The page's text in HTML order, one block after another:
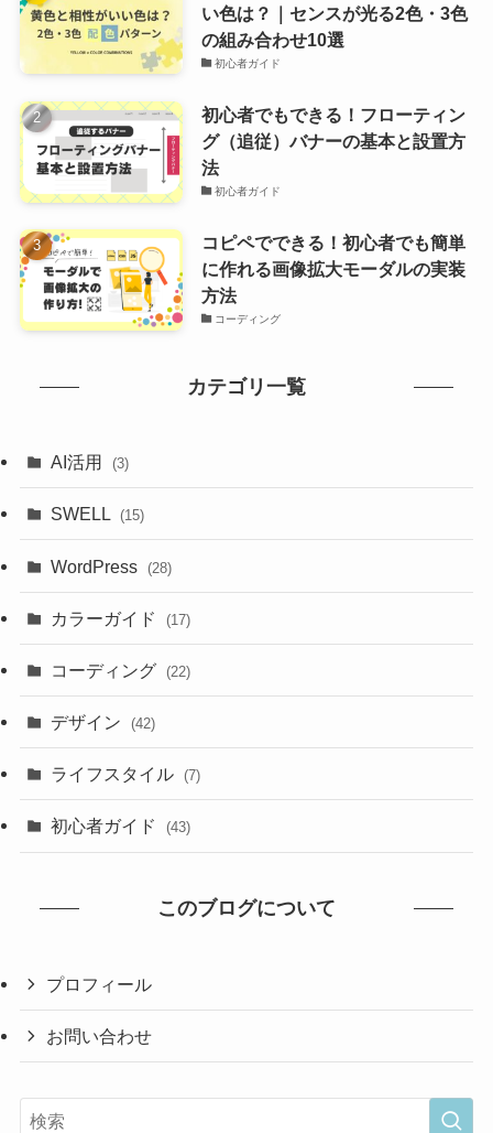
い色は？｜センスが光る2色・3色
の組み合わせ10選
初心者ガイド
初心者でもできる！フローティン
グ（追従）バナーの基本と設置方
法
初心者ガイド
コピペでできる！初心者でも簡単
に作れる画像拡大モーダルの実装
方法
コーディング
カテゴリ一覧
AI活用 (3)
SWELL (15)
WordPress (28)
カラーガイド (17)
コーディング (22)
デザイン (42)
ライフスタイル (7)
初心者ガイド (43)
このブログについて
プロフィール
お問い合わせ